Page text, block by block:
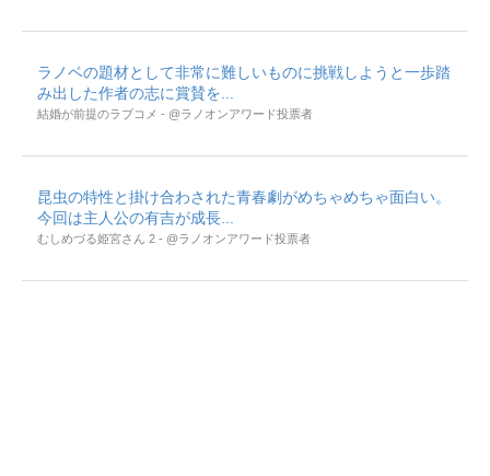
ラノベの題材として非常に難しいものに挑戦しようと一歩踏
み出した作者の志に賞賛を...
結婚が前提のラブコメ - @ラノオンアワード投票者
昆虫の特性と掛け合わされた青春劇がめちゃめちゃ面白い。
今回は主人公の有吉が成長...
むしめづる姫宮さん 2 - @ラノオンアワード投票者